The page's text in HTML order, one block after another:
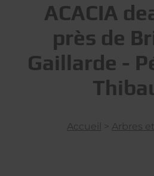
ACACIA
près de
Gaillarde -
Accueil > Arbres